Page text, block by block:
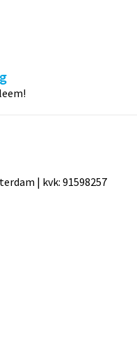
| kvk: 91598257